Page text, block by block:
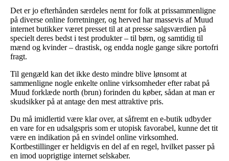
Det er jo efterhånden særdeles nemt for folk at prissammenligne
på diverse online forretninger, og herved har massevis af Muud
internet butikker været presset til at at presse salgsværdien på
specielt deres bedst i test produkter – til børn, og samtidig til
mænd og kvinder – drastisk, og endda nogle gange sikre portofri
fragt.
Til gengæld kan det ikke desto mindre blive lønsomt at
sammenligne nogle enkelte online virksomheder efter rabat på
Muud forklæde north (brun) forinden du køber, sådan at man er
skudsikker på at antage den mest attraktive pris.
Du må imidlertid være klar over, at såfremt en e-butik udbyder
en vare for en udsalgspris som er utopisk favorabel, kunne det tit
være en indikation på en svindel online virksomhed.
Kortbestillinger er heldigvis en del af en regel, hvilket passer på
en imod uoprigtige internet selskaber.